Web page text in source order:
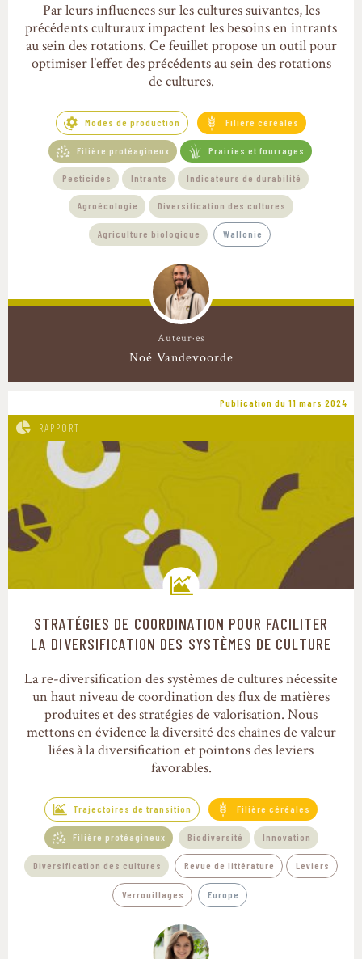
Par leurs influences sur les cultures suivantes, les
précédents culturaux impactent les besoins en intrants
au sein des rotations. Ce feuillet propose un outil pour
optimiser l’effet des précédents au sein des rotations
de cultures.
Modes de production Filière céréales
Filière protéagineux Prairies et fourrages
Pesticides Intrants Indicateurs de durabilité
Agroécologie Diversification des cultures
Agriculture biologique Wallonie
Auteur·es
Noé Vandevoorde
Publication du 11 mars 2024
RAPPORT
Trajectoires de transition
STRATÉGIES DE COORDINATION POUR FACILITER
LA DIVERSIFICATION DES SYSTÈMES DE CULTURE
La re-diversification des systèmes de cultures nécessite
un haut niveau de coordination des flux de matières
produites et des stratégies de valorisation. Nous
mettons en évidence la diversité des chaînes de valeur
liées à la diversification et pointons des leviers
favorables.
Trajectoires de transition Filière céréales
Filière protéagineux Biodiversité Innovation
Diversification des cultures Revue de littérature Leviers
Verrouillages Europe